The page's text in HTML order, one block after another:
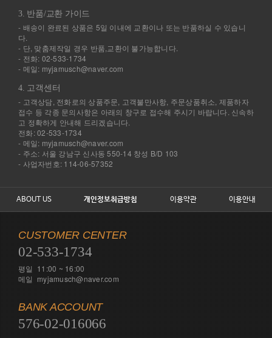
3. 반품/교환 가이드
- 배송이 완료된 상품은 5일 이내에 교환이나 또는 반품하실 수 있습니
다.
- 단, 맞춤제작일 경우 반품,교환이 불가능합니다.
- 전화: 02-533-1734
- 메일: myjamusch@naver.com
4. 고객센터
- 고객상담, 전화로의 상품주문, 고객불만사항, 주문상품취소, 제품하자
접수 등 각종 문의사항은 아래의 창구로 접수해 주시기 바랍니다. 신속하
고 정확하게 안내해 드리겠습니다.
전화: 02-533-1734
- 메일: myjamusch@naver.com
- 주소: 서울 강남구 신사동 550-14 창성 B/D 103
- 사업자번호: 114-06-57352
ABOUT US 개인정보취급방침 이용약관 이용안내
CUSTOMER CENTER
02-533-1734
평일 11:00 ~ 16:00
메일 myjamusch@naver.com
BANK ACCOUNT
576-02-016066